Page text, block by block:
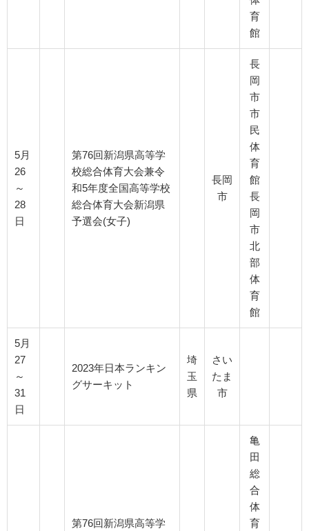
育
館
5月
26
～
28
日
第76回新潟県高等学
校総合体育大会兼令
和5年度全国高等学校
総合体育大会新潟県
予選会(女子)
長岡
市
長
岡
市
市
民
体
育
館
長
岡
市
北
部
体
育
館
5月
27
～
31
日
2023年日本ランキン
グサーキット
埼
玉
県
さい
たま
市
第76回新潟県高等学
亀
田
総
合
体
育